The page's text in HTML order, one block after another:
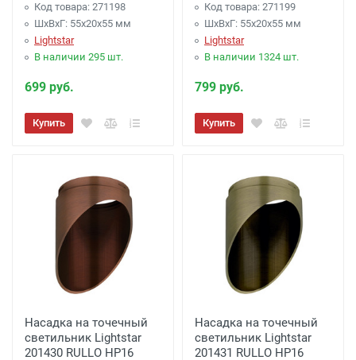
Доставка г. Калуга (самовывоз из офиса)
заказ менее 3000 рублей. -100 рублей
Акция: Доставка до: Малоярославец,
заказе более 3000 рублей), до подъезда;
Акция: Доставка до: Наро-Фоминск,
Апрелевка, п.Селятино, п.Московский -
Бесплатно
(при заказе более 7000 рублей),
до подъезда;
менее 7000 рублей. -
300 рублей
Компании- (для Регионов)Подробнее
Код товара: 271198
ШхВхГ: 55x20x55 мм
Lightstar
В наличии 295 шт.
699 руб.
Купить
Код товара: 271199
ШхВхГ: 55x20x55 мм
Lightstar
В наличии 1324 шт.
799 руб.
Купить
Насадка на точечный
светильник Lightstar
201430 RULLO HP16
Насадка на точечный
светильник Lightstar
201431 RULLO HP16